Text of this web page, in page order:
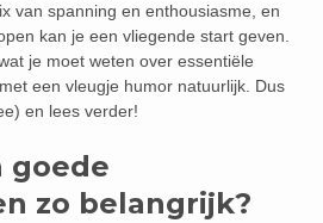
van spanning en enthousiasme, en
kan je een vliegende start geven.
je moet weten over essentiële
een vleugje humor natuurlijk. Dus
en lees verder!
goede
zo belangrijk?